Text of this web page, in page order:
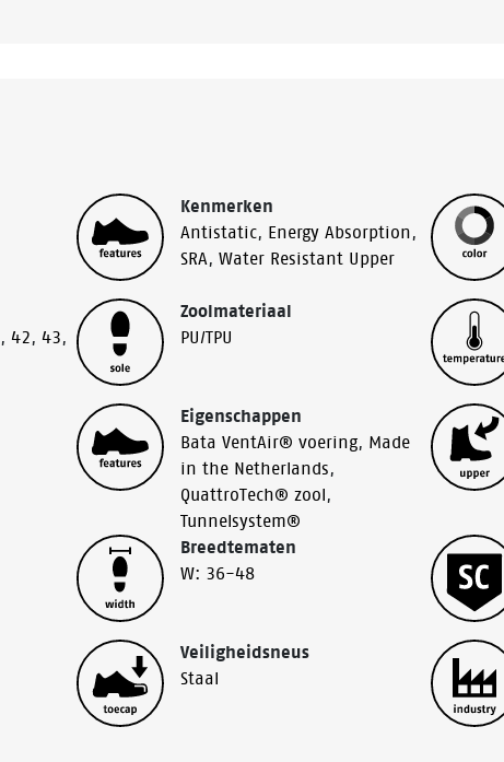
Kenmerken
Antistatic, Energy Absorption,
SRA,Water Resistant Upper
, 42, 43,
Zoolmateriaal
PU/TPU
Eigenschappen
Bata VentAir® voering, Made
in the Netherlands,
QuattroTech® zool,
Tunnelsystem®
Breedtematen
W: 36-48
Veiligheidsneus
Staal